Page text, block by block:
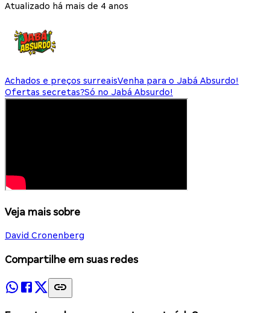
Atualizado há mais de 4 anos
Achados e preços surreaisVenha para o Jabá Absurdo!
Ofertas secretas?Só no Jabá Absurdo!
Veja mais sobre
David Cronenberg
Compartilhe em suas redes